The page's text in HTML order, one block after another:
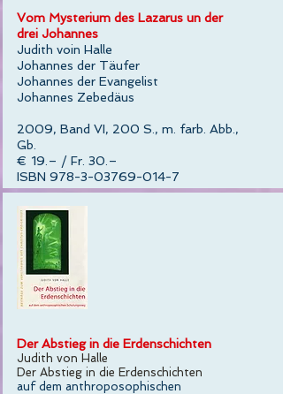
Vom Mysterium des Lazarus un der
drei Johannes
Judith voin Halle
Johannes der Täufer
Johannes der Evangelist
Johannes Zebedäus
2009, Band VI, 200 S., m. farb. Abb.,
Gb.
€ 19.– / Fr. 30.–
ISBN 978-3-03769-014-7
Der Abstieg in die Erdenschichten
Judith von Halle
Der Abstieg in die Erdenschichten
auf dem anthroposophischen